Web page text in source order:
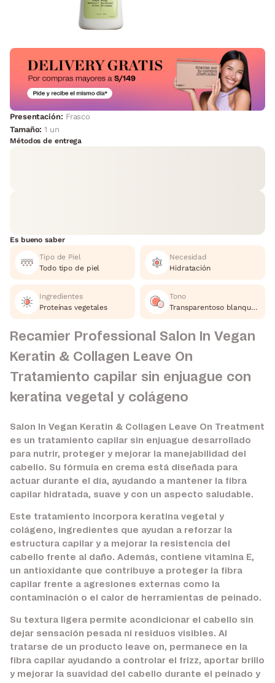
Presentación: Frasco
Tamaño:1 un
Métodos de entrega
Es bueno saber
Tipo de Piel
Todo tipo de piel
Necesidad
Hidratación
Ingredientes
Proteínas vegetales
Tono
Transparentoso blanquesino
Recamier Professional Salon In Vegan
Keratin & Collagen Leave On
Tratamiento capilar sin enjuague con
keratina vegetal y colágeno
Salon In Vegan Keratin & Collagen Leave On Treatment
es un tratamiento capilar sin enjuague desarrollado
para nutrir, proteger y mejorar la manejabilidad del
cabello. Su fórmula en crema está diseñada para
actuar durante el día, ayudando a mantener la fibra
capilar hidratada, suave y con un aspecto saludable.
Este tratamiento incorpora keratina vegetal y
colágeno, ingredientes que ayudan a reforzar la
estructura capilar y a mejorar la resistencia del
cabello frente al daño. Además, contiene vitamina E,
un antioxidante que contribuye a proteger la fibra
capilar frente a agresiones externas como la
contaminación o el calor de herramientas de peinado.
Su textura ligera permite acondicionar el cabello sin
dejar sensación pesada ni residuos visibles. Al
tratarse de un producto leave on, permanece en la
fibra capilar ayudando a controlar el frizz, aportar brillo
y mejorar la suavidad del cabello durante el peinado y